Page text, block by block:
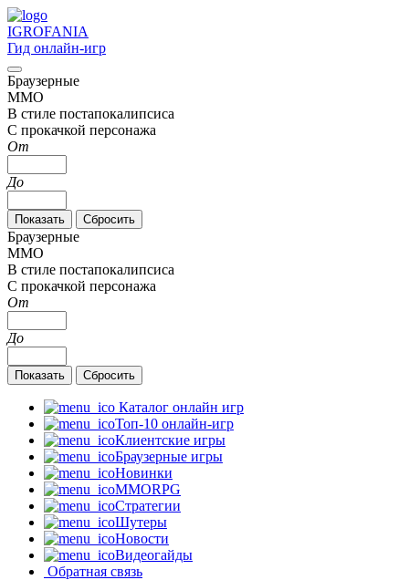
IGROFANIA
Гид онлайн-игр
Браузерные
MMO
В стиле постапокалипсиса
С прокачкой персонажа
От
До
Браузерные
MMO
В стиле постапокалипсиса
С прокачкой персонажа
От
До
Каталог онлайн игр
Топ-10 онлайн-игр
Клиентские игры
Браузерные игры
Новинки
MMORPG
Стратегии
Шутеры
Новости
Видеогайды
Обратная связь